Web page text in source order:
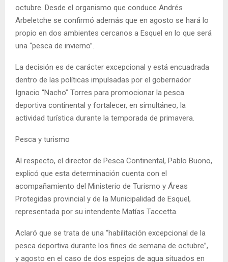
octubre. Desde el organismo que conduce Andrés
Arbeletche se confirmó además que en agosto se hará lo
propio en dos ambientes cercanos a Esquel en lo que será
una “pesca de invierno”.
La decisión es de carácter excepcional y está encuadrada
dentro de las políticas impulsadas por el gobernador
Ignacio “Nacho” Torres para promocionar la pesca
deportiva continental y fortalecer, en simultáneo, la
actividad turística durante la temporada de primavera.
Pesca y turismo
Al respecto, el director de Pesca Continental, Pablo Buono,
explicó que esta determinación cuenta con el
acompañamiento del Ministerio de Turismo y Áreas
Protegidas provincial y de la Municipalidad de Esquel,
representada por su intendente Matías Taccetta.
Aclaró que se trata de una “habilitación excepcional de la
pesca deportiva durante los fines de semana de octubre”,
y agosto en el caso de dos espejos de agua situados en